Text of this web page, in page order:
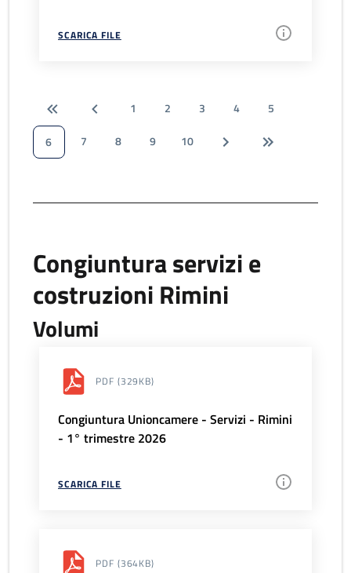
SCARICA FILE
1 2 3 4
5
6
7 8 9 10
Congiuntura servizi e
costruzioni Rimini
Volumi
PDF (329KB)
Congiuntura Unioncamere - Servizi - Rimini
- 1° trimestre 2026
SCARICA FILE
PDF (364KB)